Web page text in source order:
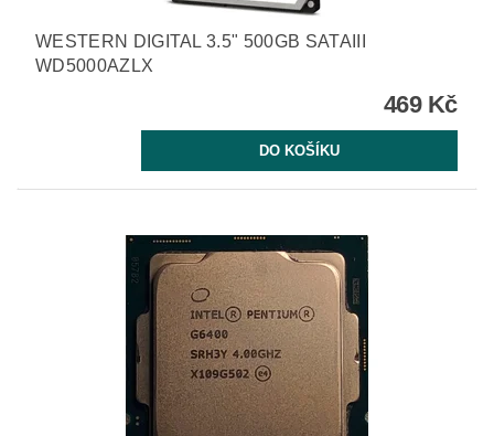
WESTERN DIGITAL 3.5" 500GB SATAIII
WD5000AZLX
469 Kč